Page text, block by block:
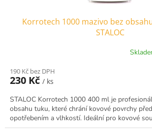
Korrotech 1000 mazivo bez
STALOC
190 Kč bez DPH
230 Kč / ks
STALOC Korrotech 1000 400 ml je
obsahu tuku, které chrání kovové povrchy
opotřebením a vlhkostí. Ideální pro kovové